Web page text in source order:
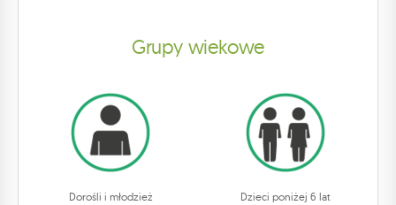
Grupy wiekowe
Dorośli i młodzież Dzieci poniżej 6 lat